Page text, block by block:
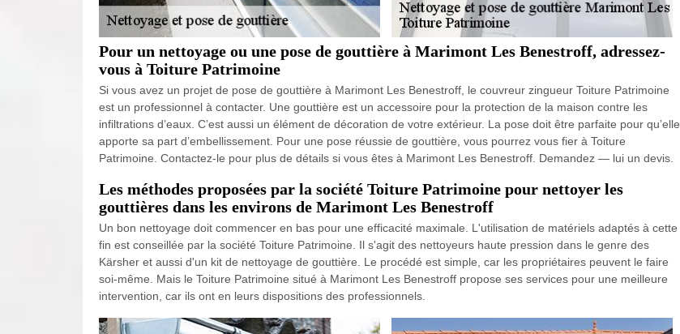
Pour un nettoyage ou une pose de gouttière à Marimont Les Benestroff, adressez-
vous à Toiture Patrimoine
Si vous avez un projet de pose de gouttière à Marimont Les Benestroff, le couvreur zingueur Toiture Patrimoine
est un professionnel à contacter. Une gouttière est un accessoire pour la protection de la maison contre les
infiltrations d’eaux. C’est aussi un élément de décoration de votre extérieur. La pose doit être parfaite pour qu’elle
apporte sa part d’embellissement. Pour une pose réussie de gouttière, vous pourrez vous fier à Toiture
Patrimoine. Contactez-le pour plus de détails si vous êtes à Marimont Les Benestroff. Demandez — lui un devis.
Les méthodes proposées par la société Toiture Patrimoine pour nettoyer les
gouttières dans les environs de Marimont Les Benestroff
Un bon nettoyage doit commencer en bas pour une efficacité maximale. L'utilisation de matériels adaptés à cette
fin est conseillée par la société Toiture Patrimoine. Il s'agit des nettoyeurs haute pression dans le genre des
Kärsher et aussi d'un kit de nettoyage de gouttière. Le procédé est simple, car les propriétaires peuvent le faire
soi-même. Mais le Toiture Patrimoine situé à Marimont Les Benestroff propose ses services pour une meilleure
intervention, car ils ont en leurs dispositions des professionnels.